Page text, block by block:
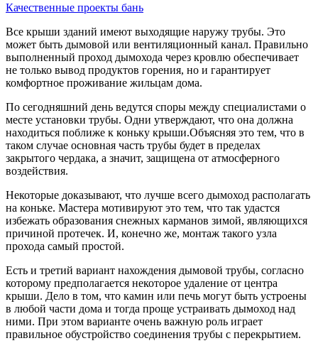
Качественные проекты бань
Все крыши зданий имеют выходящие наружу трубы. Это
может быть дымовой или вентиляционный канал. Правильно
выполненный проход дымохода через кровлю обеспечивает
не только вывод продуктов горения, но и гарантирует
комфортное проживание жильцам дома.
По сегодняшний день ведутся споры между специалистами о
месте установки трубы. Одни утверждают, что она должна
находиться поближе к коньку крыши.Объясняя это тем, что в
таком случае основная часть трубы будет в пределах
закрытого чердака, а значит, защищена от атмосферного
воздействия.
Некоторые доказывают, что лучше всего дымоход располагать
на коньке. Мастера мотивируют это тем, что так удастся
избежать образования снежных карманов зимой, являющихся
причиной протечек. И, конечно же, монтаж такого узла
прохода самый простой.
Есть и третий вариант нахождения дымовой трубы, согласно
которому предполагается некоторое удаление от центра
крыши. Дело в том, что камин или печь могут быть устроены
в любой части дома и тогда проще устраивать дымоход над
ними. При этом варианте очень важную роль играет
правильное обустройство соединения трубы с перекрытием.